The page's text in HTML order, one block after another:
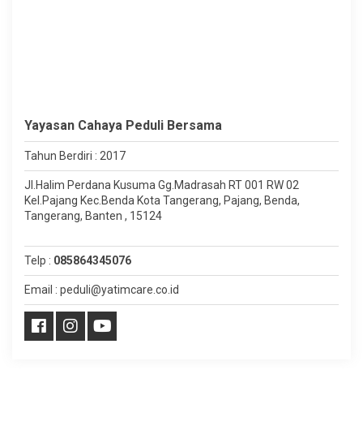
Yayasan Cahaya Peduli Bersama
Tahun Berdiri : 2017
Jl.Halim Perdana Kusuma Gg.Madrasah RT 001 RW 02
Kel.Pajang Kec.Benda Kota Tangerang, Pajang, Benda,
Tangerang, Banten , 15124
Telp : 085864345076
Email : peduli@yatimcare.co.id